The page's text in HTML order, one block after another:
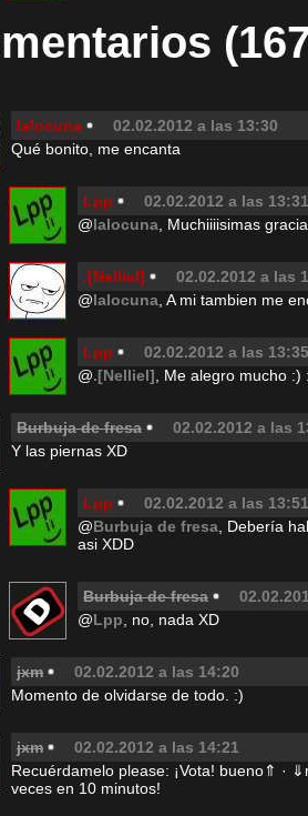
lalocuna
02.02.2012 a las 13:30
Qué bonito, me encanta
Lpp
02.02.2012 a las 13:31
@lalocuna , Muchiiiisimas
.[Nelliel]
02.02.2012 a las
@lalocuna , A mi tambien me
Lpp
02.02.2012 a las 13:35
@.[Nelliel] , Me alegro mucho :)
Burbuja de fresa
02.02.2012 a las
Y las piernas XD
Lpp
02.02.2012 a las 13:51
@Burbuja de fresa , Debería
asi XDD
Burbuja de fresa
@Lpp , no, nada XD
jxm
02.02.2012 a las 14:20
Momento de olvidarse de todo. :)
jxm
02.02.2012 a las 14:21
Recuérdamelo please: ¡Vota! bueno⇑ ·
veces en 10 minutos!